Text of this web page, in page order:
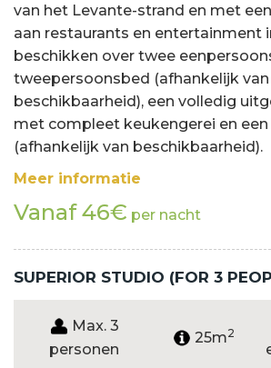
van het Levante-strand en met
aan restaurants en entertainment
beschikken over twee
tweepersoonsbed (afhankelijk van
beschikbaarheid), een volledig
met compleet keukengerei en
(afhankelijk van beschikbaarheid).
Meer informatie
Vanaf 46€ per nacht
SUPERIOR STUDIO (FOR 3
Max. 3
personen
25m2